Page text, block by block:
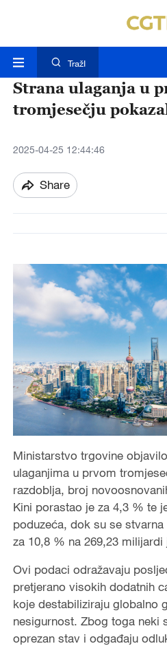
TražI
Strana ulaganja u
tromjesečju
2025-04-25 12:44:46
Share
Ministarstvo trgovine
ulaganjima u prvom
razdoblja, broj
Kini porastao je za 4,3 % te
poduzeća, dok su se
za 10,8 % na 269,23 milijardi
Ovi podaci odražavaju
pretjerano visokih dodatnih
koje destabiliziraju globalno
nesigurnost. Zbog toga neki
oprezan stav i odgađaju